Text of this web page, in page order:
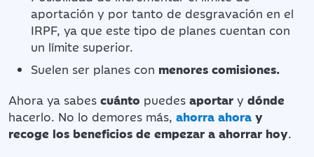
aportación y por tanto de desgravación en el
IRPF, ya que este tipo de planes cuentan con
un límite superior.
Suelen ser planes con menores comisiones.
Ahora ya sabes cuánto puedes aportar y dónde
hacerlo. No lo demores más, ahorra ahora y
recoge los beneficios de empezar a ahorrar hoy.